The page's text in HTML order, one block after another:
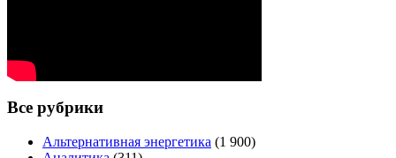
Все рубрики
Альтернативная энергетика (1 900)